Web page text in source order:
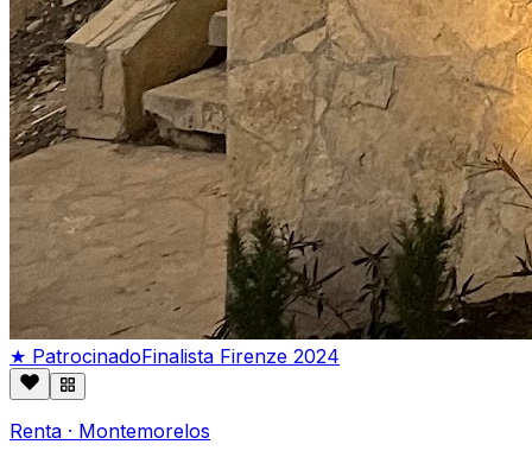
★ PatrocinadoFinalista Firenze 2024
Renta · Montemorelos